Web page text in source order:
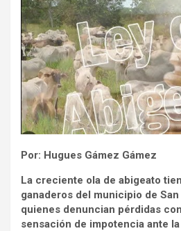
Por: Hugues Gámez Gámez
La creciente ola de abigeato
ganaderos del municipio de
quienes denuncian pérdidas
sensación de impotencia ante